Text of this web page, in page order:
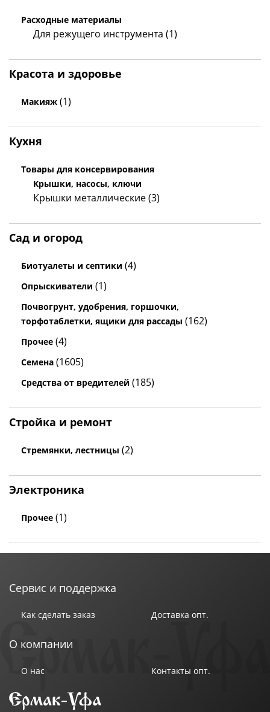
Расходные материалы
Для режущего инструмента (1)
Красота и здоровье
Макияж (1)
Кухня
Товары для консервирования
Крышки, насосы, ключи
Крышки металлические (3)
Сад и огород
Биотуалеты и септики (4)
Опрыскиватели (1)
Почвогрунт, удобрения, горшочки,
торфотаблетки, ящики для рассады (162)
Прочее (4)
Семена (1605)
Средства от вредителей (185)
Стройка и ремонт
Стремянки, лестницы (2)
Электроника
Прочее (1)
Сервис и поддержка
Как сделать заказ Доставка опт.
О компании
О нас Контакты опт.